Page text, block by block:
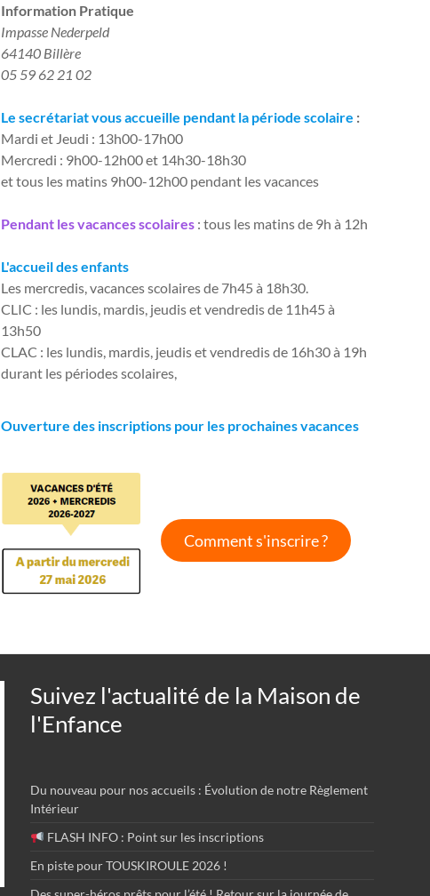
Information Pratique​
Impasse Nederpeld
64140 Billère
05 59 62 21 02
Le secrétariat vous accueille pendant la période scolaire :
Mardi et Jeudi : 13h00-17h00
Mercredi : 9h00-12h00 et 14h30-18h30
et tous les matins 9h00-12h00 pendant les vacances
Pendant les vacances scolaires : tous les matins de 9h à 12h
L'accueil des enfants
Les mercredis, vacances scolaires de 7h45 à 18h30.
CLIC : les lundis, mardis, jeudis et vendredis de 11h45 à
13h50
CLAC : les lundis, mardis, jeudis et vendredis de 16h30 à 19h
durant les périodes scolaires,
Ouverture des inscriptions pour les prochaines vacances
Comment s'inscrire ?
Suivez l'actualité de la Maison de
l'Enfance
Du nouveau pour nos accueils : Évolution de notre Règlement
Intérieur
FLASH INFO : Point sur les inscriptions
En piste pour TOUSKIROULE 2026 !